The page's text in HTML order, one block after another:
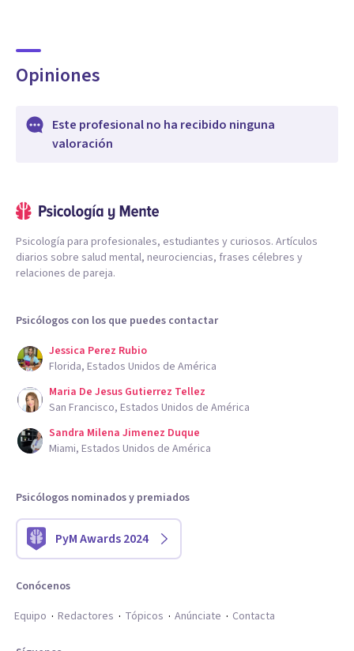
Opiniones
Este profesional no ha recibido ninguna
valoración
Psicología para profesionales, estudiantes y curiosos. Artículos
diarios sobre salud mental, neurociencias, frases célebres y
relaciones de pareja.
Psicólogos con los que puedes contactar
Jessica Perez Rubio
Florida, Estados Unidos de América
Maria De Jesus Gutierrez Tellez
San Francisco, Estados Unidos de América
Sandra Milena Jimenez Duque
Miami, Estados Unidos de América
Psicólogos nominados y premiados
PyM Awards 2024
Conócenos
Equipo
Redactores Tópicos Anúnciate Contacta